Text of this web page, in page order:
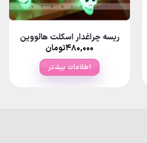
ریسه چراغدار اسکلت هالووین
۴۸۰,۰۰۰تومان
اطلاعات بیشتر